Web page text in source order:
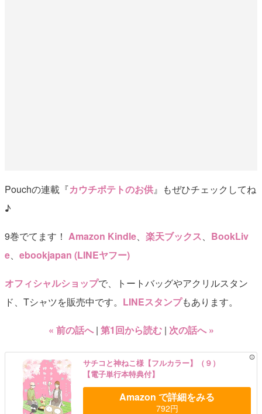
Pouchの連載『カウチポテトのお供』もぜひチェックしてね
♪
9巻でてます！ Amazon Kindle、 楽天ブックス、 BookLiv
e、 ebookjapan (LINEヤフー)
オフィシャルショップで、トートバッグやアクリルスタン
ド、Tシャツを販売中です。 LINEスタンプもあります。
« 前の話へ 第1回から読む 次の話へ »
サチコと神ねこ様【フルカラー】（９）
【電子単行本特典付】
Amazon で詳細をみる
792円